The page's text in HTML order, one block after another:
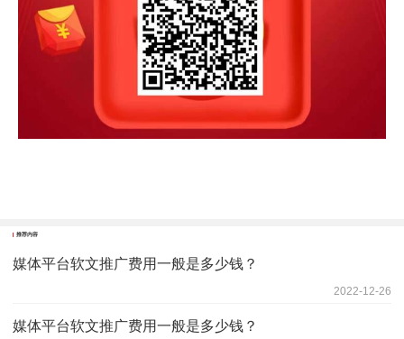
推荐内容
媒体平台软文推广费用一般是多少钱？
2022-12-26
媒体平台软文推广费用一般是多少钱？